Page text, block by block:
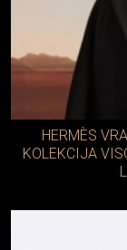
HERMÈS
KOLEKCIJA